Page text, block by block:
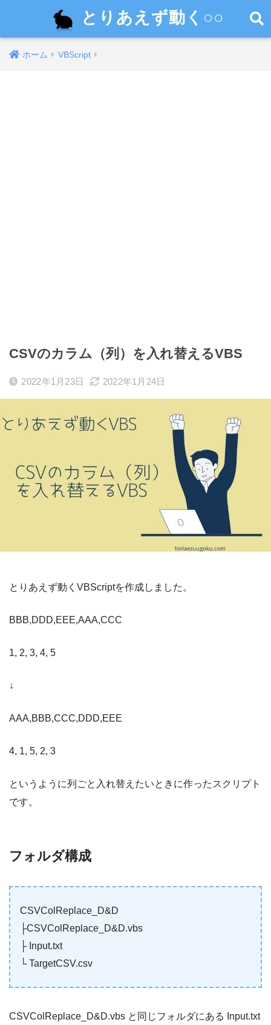
とりあえず動く○○
ホーム VBScript
CSVのカラム（列）を入れ替えるVBS
2022年1月23日 2022年1月24日
とりあえず動くVBScriptを作成しました。
BBB,DDD,EEE,AAA,CCC
1, 2, 3, 4, 5
↓
AAA,BBB,CCC,DDD,EEE
4, 1, 5, 2, 3
というように列ごと入れ替えたいときに作ったスクリプト
です。
フォルダ構成
CSVColReplace_D&D
├CSVColReplace_D&D.vbs
├ Input.txt
└ TargetCSV.csv
CSVColReplace_D&D.vbs と同じフォルダにある Input.txt